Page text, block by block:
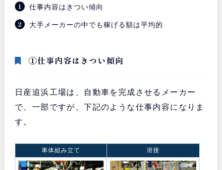
仕事内容はきつい傾向
大手メーカーの中でも稼げる額は平均的
①仕事内容はきつい傾向
日産追浜工場は、自動車を完成させるメーカー
で、一部ですが、下記のような仕事内容になりま
す。
車体組み立て 溶接